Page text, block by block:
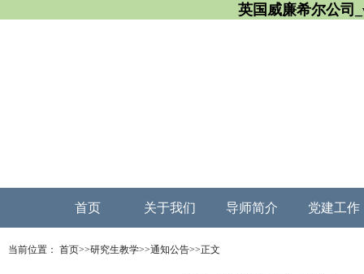
英国威廉希尔公司
首页 关于我们 导师简介 党建工作
当前位置： 首页>>研究生教学>>通知公告>>正文